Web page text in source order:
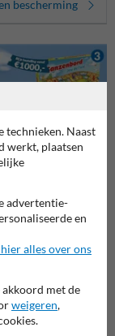
bescherming
technieken. Naast
werkt, plaatsen
advertentie-
en
hier alles over ons
met de
weigeren,